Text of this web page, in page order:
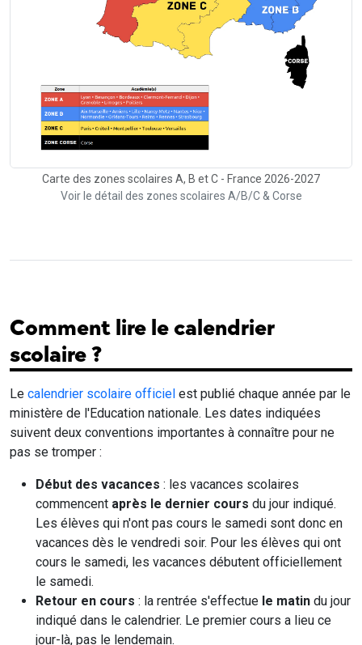
Carte des zones scolaires A, B et C - France 2026-2027
Voir le détail des zones scolaires A/B/C & Corse
Comment lire le calendrier
scolaire ?
Le calendrier scolaire officiel est publié chaque année par le
ministère de l'Education nationale. Les dates indiquées
suivent deux conventions importantes à connaître pour ne
pas se tromper :
Début des vacances : les vacances scolaires
commencent après le dernier cours du jour indiqué.
Les élèves qui n'ont pas cours le samedi sont donc en
vacances dès le vendredi soir. Pour les élèves qui ont
cours le samedi, les vacances débutent officiellement
le samedi.
Retour en cours : la rentrée s'effectue le matin du jour
indiqué dans le calendrier. Le premier cours a lieu ce
jour-là, pas le lendemain.